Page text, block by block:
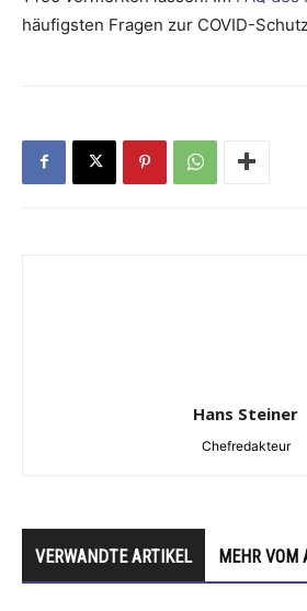
häufigsten Fragen zur COVID-
Hans Steiner
Chefredakteur
VERWANDTE ARTIKEL MEHR VOM